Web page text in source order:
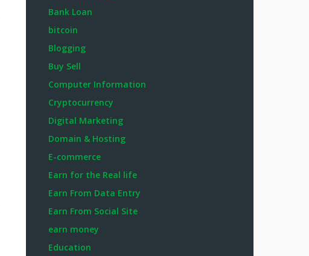
Bank Loan
bitcoin
Blogging
Buy Sell
Computer Information
Cryptocurrency
Digital Marketing
Domain & Hosting
E-commerce
Earn for the Real life
Earn From Data Entry
Earn From Social Site
earn money
Education